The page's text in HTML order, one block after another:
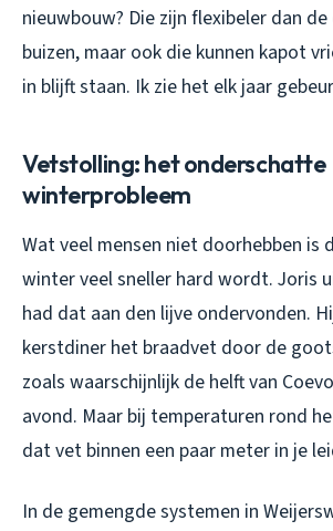
nieuwbouw? Die zijn flexibeler dan
buizen, maar ook die kunnen kapot
in blijft staan. Ik zie het elk jaar
Vetstolling: het onderschatte
winterprobleem
Wat veel mensen niet doorhebben is
winter veel sneller hard wordt. Joris
had dat aan den lijve ondervonden.
kerstdiner het braadvet door de
zoals waarschijnlijk de helft van
avond. Maar bij temperaturen rond
dat vet binnen een paar meter in je
In de gemengde systemen in